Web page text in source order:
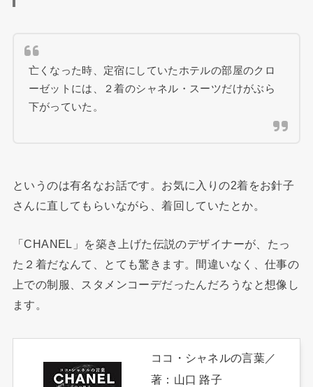
亡くなった時、定宿にしていたホテルの部屋のクロ
ーゼットには、２着のシャネル・スーツだけがぶら
下がっていた。
というのは有名なお話です。お気に入りの2着をお針子
さんに直してもらいながら、着回していたとか。
「CHANEL」を築き上げた伝説のデザイナーが、たっ
た２着だなんて、とても驚きます。間違いなく、仕事の
上での制服、スタメンコーデだったんだろうなと想像し
ます。
ココ・シャネルの言葉／
著：山口 路子